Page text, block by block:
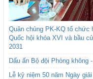
Quân chủng PK-KQ tổ chức
Quốc hội khóa XVI và bầu
2031
Dấu ấn Bộ đội Phòng không
Lễ kỷ niệm 50 năm Ngày